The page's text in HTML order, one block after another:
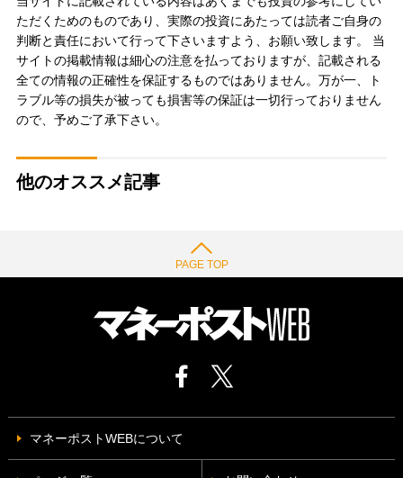
ただくためのものであり、実際の投資にあたっては読者ご自身の
判断と責任において行って下さいますよう、お願い致します。 当
サイトの掲載情報は細心の注意を払っておりますが、記載される
全ての情報の正確性を保証するものではありません。万が一、ト
ラブル等の損失が被っても損害等の保証は一切行っておりません
ので、予めご了承下さい。
他のオススメ記事
PAGE TOP
マネーポストWEBについて